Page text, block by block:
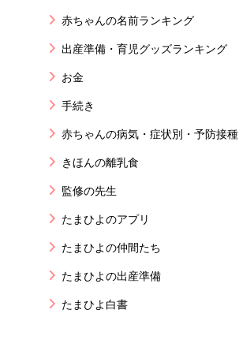
赤ちゃんの名前ランキング
出産準備・育児グッズランキング
お金
手続き
赤ちゃんの病気・症状別・予防接種
きほんの離乳食
監修の先生
たまひよのアプリ
たまひよの仲間たち
たまひよの出産準備
たまひよ白書